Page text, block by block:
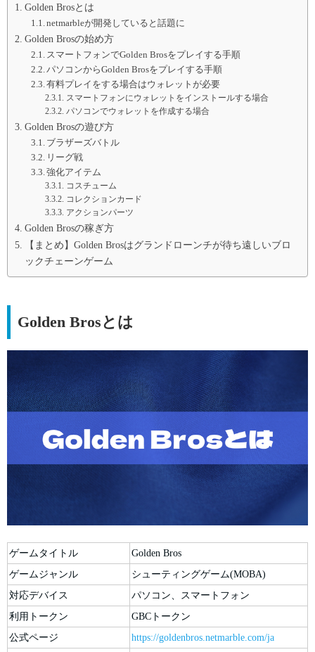
Golden Brosとは
netmarbleが開発していると話題に
Golden Brosの始め方
スマートフォンでGolden Brosをプレイする手順
パソコンからGolden Brosをプレイする手順
有料プレイをする場合はウォレットが必要
スマートフォンにウォレットをインストールする場合
パソコンでウォレットを作成する場合
Golden Brosの遊び方
ブラザーズバトル
リーグ戦
強化アイテム
コスチューム
コレクションカード
アクションパーツ
Golden Brosの稼ぎ方
【まとめ】Golden Brosはグランドローンチが待ち遠しいブロ
ックチェーンゲーム
Golden Brosとは
ゲームタイトル
Golden Bros
ゲームジャンル
シューティングゲーム(MOBA)
対応デバイス
パソコン、スマートフォン
利用トークン
GBCトークン
公式ページ
https://goldenbros.netmarble.com/ja